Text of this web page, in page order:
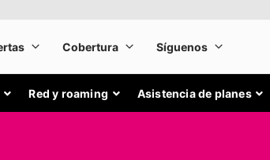
Red y roaming Asistencia de planes